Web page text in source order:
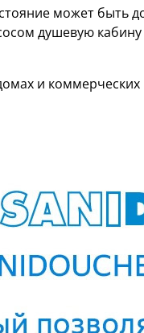
может быть
душевую
и